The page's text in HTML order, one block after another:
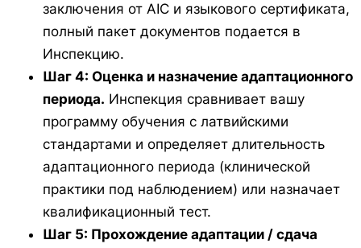
заключения от AIC и языкового сертификата,
полный пакет документов подается в
Инспекцию.
Шаг 4: Оценка и назначение адаптационного
периода. Инспекция сравнивает вашу
программу обучения с латвийскими
стандартами и определяет длительность
адаптационного периода (клинической
практики под наблюдением) или назначает
квалификационный тест.
Шаг 5: Прохождение адаптации / сдача